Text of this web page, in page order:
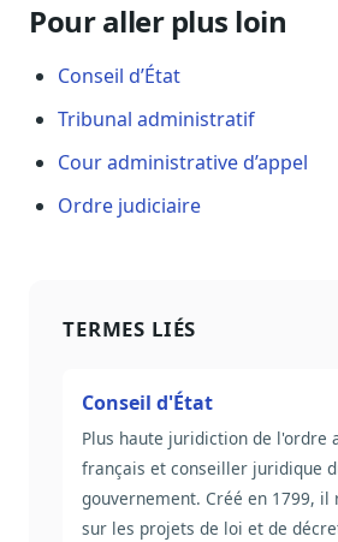
Lexique par thème métier
Sources couvertes
Le changelog mensuel
Ils utilisent Legiwatch
Hébergement européen, RGPD
Kit média, contacts
Pour aller plus loin
Conseil d’État
Tribunal administratif
Cour administrative d’appel
Ordre judiciaire
TERMES LIÉS
Conseil d'État
Plus haute juridiction de l'ordre
français et conseiller juridique
gouvernement. Créé en 1799, il
sur les projets de loi et de